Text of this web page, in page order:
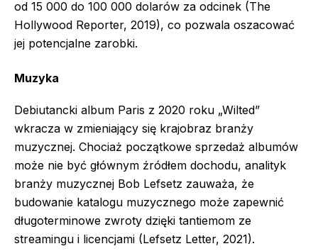
od 15 000 do 100 000 dolarów za odcinek (The
Hollywood Reporter, 2019), co pozwala oszacować
jej potencjalne zarobki.
Muzyka
Debiutancki album Paris z 2020 roku „Wilted”
wkracza w zmieniający się krajobraz branży
muzycznej. Chociaż początkowe sprzedaż albumów
może nie być głównym źródłem dochodu, analityk
branży muzycznej Bob Lefsetz zauważa, że
budowanie katalogu muzycznego może zapewnić
długoterminowe zwroty dzięki tantiemom ze
streamingu i licencjami (Lefsetz Letter, 2021).